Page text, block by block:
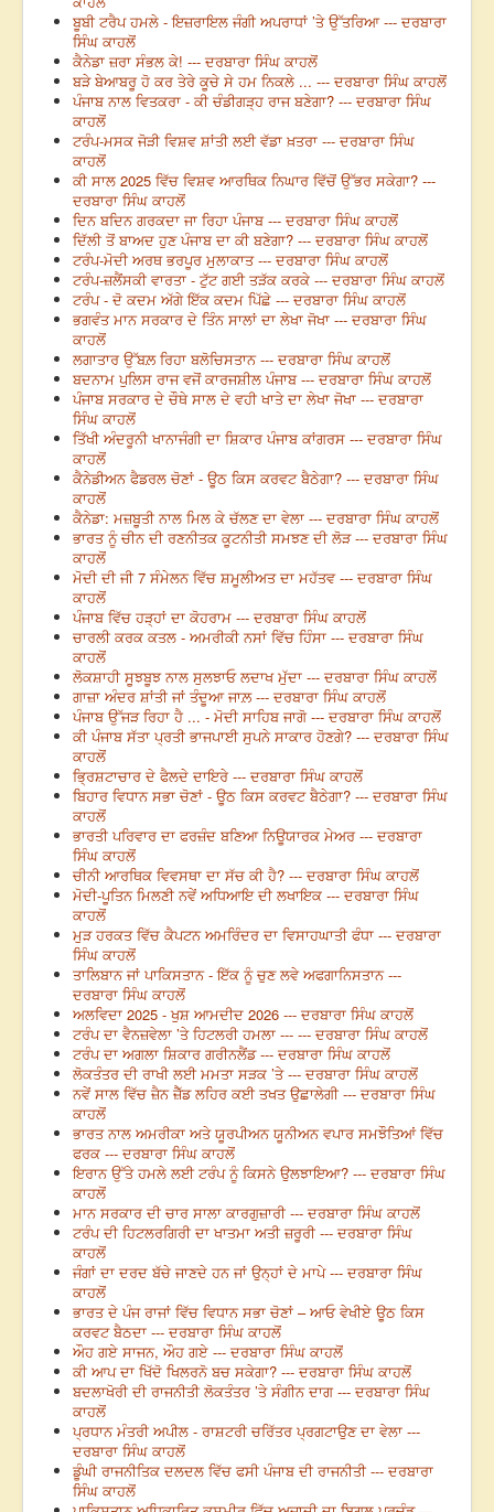
ਬੂਬੀ ਟਰੈਪ ਹਮਲੇ - ਇਜ਼ਰਾਇਲ ਜੰਗੀ ਅਪਰਾਧਾਂ ’ਤੇ ਉੱਤਰਿਆ --- ਦਰਬਾਰਾ
ਸਿੰਘ ਕਾਹਲੋਂ
ਕੈਨੇਡਾ ਜ਼ਰਾ ਸੰਭਲ ਕੇ! --- ਦਰਬਾਰਾ ਸਿੰਘ ਕਾਹਲੋਂ
ਬੜੇ ਬੇਆਬਰੂ ਹੋ ਕਰ ਤੇਰੇ ਕੂਚੇ ਸੇ ਹਮ ਨਿਕਲੇ ... --- ਦਰਬਾਰਾ ਸਿੰਘ ਕਾਹਲੋਂ
ਪੰਜਾਬ ਨਾਲ ਵਿਤਕਰਾ - ਕੀ ਚੰਡੀਗੜ੍ਹ ਰਾਜ ਬਣੇਗਾ? --- ਦਰਬਾਰਾ ਸਿੰਘ
ਕਾਹਲੋਂ
ਟਰੰਪ-ਮਸਕ ਜੋੜੀ ਵਿਸ਼ਵ ਸ਼ਾਂਤੀ ਲਈ ਵੱਡਾ ਖ਼ਤਰਾ --- ਦਰਬਾਰਾ ਸਿੰਘ
ਕਾਹਲੋਂ
ਕੀ ਸਾਲ 2025 ਵਿੱਚ ਵਿਸ਼ਵ ਆਰਥਿਕ ਨਿਘਾਰ ਵਿੱਚੋਂ ਉੱਭਰ ਸਕੇਗਾ? ---
ਦਰਬਾਰਾ ਸਿੰਘ ਕਾਹਲੋਂ
ਦਿਨ ਬਦਿਨ ਗਰਕਦਾ ਜਾ ਰਿਹਾ ਪੰਜਾਬ --- ਦਰਬਾਰਾ ਸਿੰਘ ਕਾਹਲੋਂ
ਦਿੱਲੀ ਤੋਂ ਬਾਅਦ ਹੁਣ ਪੰਜਾਬ ਦਾ ਕੀ ਬਣੇਗਾ? --- ਦਰਬਾਰਾ ਸਿੰਘ ਕਾਹਲੋਂ
ਟਰੰਪ-ਮੋਦੀ ਅਰਥ ਭਰਪੂਰ ਮੁਲਾਕਾਤ --- ਦਰਬਾਰਾ ਸਿੰਘ ਕਾਹਲੋਂ
ਟਰੰਪ-ਜ਼ਲੈਂਸਕੀ ਵਾਰਤਾ - ਟੁੱਟ ਗਈ ਤੜੱਕ ਕਰਕੇ --- ਦਰਬਾਰਾ ਸਿੰਘ ਕਾਹਲੋਂ
ਟਰੰਪ - ਦੋ ਕਦਮ ਅੱਗੇ ਇੱਕ ਕਦਮ ਪਿੱਛੇ --- ਦਰਬਾਰਾ ਸਿੰਘ ਕਾਹਲੋਂ
ਭਗਵੰਤ ਮਾਨ ਸਰਕਾਰ ਦੇ ਤਿੰਨ ਸਾਲਾਂ ਦਾ ਲੇਖਾ ਜੋਖਾ --- ਦਰਬਾਰਾ ਸਿੰਘ
ਕਾਹਲੋਂ
ਲਗਾਤਾਰ ਉੱਬਲ਼ ਰਿਹਾ ਬਲੋਚਿਸਤਾਨ --- ਦਰਬਾਰਾ ਸਿੰਘ ਕਾਹਲੋਂ
ਬਦਨਾਮ ਪੁਲਿਸ ਰਾਜ ਵਜੋਂ ਕਾਰਜਸ਼ੀਲ ਪੰਜਾਬ --- ਦਰਬਾਰਾ ਸਿੰਘ ਕਾਹਲੋਂ
ਪੰਜਾਬ ਸਰਕਾਰ ਦੇ ਚੌਥੇ ਸਾਲ ਦੇ ਵਹੀ ਖਾਤੇ ਦਾ ਲੇਖਾ ਜੋਖਾ --- ਦਰਬਾਰਾ
ਸਿੰਘ ਕਾਹਲੋਂ
ਤਿੱਖੀ ਅੰਦਰੂਨੀ ਖਾਨਾਜੰਗੀ ਦਾ ਸ਼ਿਕਾਰ ਪੰਜਾਬ ਕਾਂਗਰਸ --- ਦਰਬਾਰਾ ਸਿੰਘ
ਕਾਹਲੋਂ
ਕੈਨੇਡੀਅਨ ਫੈਡਰਲ ਚੋਣਾਂ - ਊਠ ਕਿਸ ਕਰਵਟ ਬੈਠੇਗਾ? --- ਦਰਬਾਰਾ ਸਿੰਘ
ਕਾਹਲੋਂ
ਕੈਨੇਡਾ: ਮਜ਼ਬੂਤੀ ਨਾਲ ਮਿਲ ਕੇ ਚੱਲਣ ਦਾ ਵੇਲਾ --- ਦਰਬਾਰਾ ਸਿੰਘ ਕਾਹਲੋਂ
ਭਾਰਤ ਨੂੰ ਚੀਨ ਦੀ ਰਣਨੀਤਕ ਕੂਟਨੀਤੀ ਸਮਝਣ ਦੀ ਲੋੜ --- ਦਰਬਾਰਾ ਸਿੰਘ
ਕਾਹਲੋਂ
ਮੋਦੀ ਦੀ ਜੀ 7 ਸੰਮੇਲਨ ਵਿੱਚ ਸ਼ਮੂਲੀਅਤ ਦਾ ਮਹੱਤਵ --- ਦਰਬਾਰਾ ਸਿੰਘ
ਕਾਹਲੋਂ
ਪੰਜਾਬ ਵਿੱਚ ਹੜ੍ਹਾਂ ਦਾ ਕੋਹਰਾਮ --- ਦਰਬਾਰਾ ਸਿੰਘ ਕਾਹਲੋਂ
ਚਾਰਲੀ ਕਰਕ ਕਤਲ - ਅਮਰੀਕੀ ਨਸਾਂ ਵਿੱਚ ਹਿੰਸਾ --- ਦਰਬਾਰਾ ਸਿੰਘ
ਕਾਹਲੋਂ
ਲੋਕਸ਼ਾਹੀ ਸੂਝਬੂਝ ਨਾਲ ਸੁਲਝਾਓ ਲਦਾਖ ਮੁੱਦਾ --- ਦਰਬਾਰਾ ਸਿੰਘ ਕਾਹਲੋਂ
ਗਾਜ਼ਾ ਅੰਦਰ ਸ਼ਾਂਤੀ ਜਾਂ ਤੰਦੂਆ ਜਾਲ਼ --- ਦਰਬਾਰਾ ਸਿੰਘ ਕਾਹਲੋਂ
ਪੰਜਾਬ ਉੱਜੜ ਰਿਹਾ ਹੈ ... - ਮੋਦੀ ਸਾਹਿਬ ਜਾਗੋ --- ਦਰਬਾਰਾ ਸਿੰਘ ਕਾਹਲੋਂ
ਕੀ ਪੰਜਾਬ ਸੱਤਾ ਪ੍ਰਤੀ ਭਾਜਪਾਈ ਸੁਪਨੇ ਸਾਕਾਰ ਹੋਣਗੇ? --- ਦਰਬਾਰਾ ਸਿੰਘ
ਕਾਹਲੋਂ
ਭ੍ਰਿਸ਼ਟਾਚਾਰ ਦੇ ਫੈਲਦੇ ਦਾਇਰੇ --- ਦਰਬਾਰਾ ਸਿੰਘ ਕਾਹਲੋਂ
ਬਿਹਾਰ ਵਿਧਾਨ ਸਭਾ ਚੋਣਾਂ - ਊਠ ਕਿਸ ਕਰਵਟ ਬੈਠੇਗਾ? --- ਦਰਬਾਰਾ ਸਿੰਘ
ਕਾਹਲੋਂ
ਭਾਰਤੀ ਪਰਿਵਾਰ ਦਾ ਫਰਜ਼ੰਦ ਬਣਿਆ ਨਿਊਯਾਰਕ ਮੇਅਰ --- ਦਰਬਾਰਾ
ਸਿੰਘ ਕਾਹਲੋਂ
ਚੀਨੀ ਆਰਥਿਕ ਵਿਵਸਥਾ ਦਾ ਸੱਚ ਕੀ ਹੈ? --- ਦਰਬਾਰਾ ਸਿੰਘ ਕਾਹਲੋਂ
ਮੋਦੀ-ਪੂਤਿਨ ਮਿਲਣੀ ਨਵੇਂ ਅਧਿਆਇ ਦੀ ਲਖਾਇਕ --- ਦਰਬਾਰਾ ਸਿੰਘ
ਕਾਹਲੋਂ
ਮੁੜ ਹਰਕਤ ਵਿੱਚ ਕੈਪਟਨ ਅਮਰਿੰਦਰ ਦਾ ਵਿਸਾਹਘਾਤੀ ਫੰਧਾ --- ਦਰਬਾਰਾ
ਸਿੰਘ ਕਾਹਲੋਂ
ਤਾਲਿਬਾਨ ਜਾਂ ਪਾਕਿਸਤਾਨ - ਇੱਕ ਨੂੰ ਚੁਣ ਲਵੇ ਅਫਗਾਨਿਸਤਾਨ ---
ਦਰਬਾਰਾ ਸਿੰਘ ਕਾਹਲੋਂ
ਅਲਵਿਦਾ 2025 - ਖੁਸ਼ ਆਮਦੀਦ 2026 --- ਦਰਬਾਰਾ ਸਿੰਘ ਕਾਹਲੋਂ
ਟਰੰਪ ਦਾ ਵੈਨਜ਼ਵੇਲਾ ’ਤੇ ਹਿਟਲਰੀ ਹਮਲਾ --- --- ਦਰਬਾਰਾ ਸਿੰਘ ਕਾਹਲੋਂ
ਟਰੰਪ ਦਾ ਅਗਲਾ ਸ਼ਿਕਾਰ ਗਰੀਨਲੈਂਡ --- ਦਰਬਾਰਾ ਸਿੰਘ ਕਾਹਲੋਂ
ਲੋਕਤੰਤਰ ਦੀ ਰਾਖੀ ਲਈ ਮਮਤਾ ਸੜਕ ’ਤੇ --- ਦਰਬਾਰਾ ਸਿੰਘ ਕਾਹਲੋਂ
ਨਵੇਂ ਸਾਲ ਵਿੱਚ ਜ਼ੈਨ ਜ਼ੈੱਡ ਲਹਿਰ ਕਈ ਤਖਤ ਉਛਾਲੇਗੀ --- ਦਰਬਾਰਾ ਸਿੰਘ
ਕਾਹਲੋਂ
ਭਾਰਤ ਨਾਲ ਅਮਰੀਕਾ ਅਤੇ ਯੂਰਪੀਅਨ ਯੂਨੀਅਨ ਵਪਾਰ ਸਮਝੌਤਿਆਂ ਵਿੱਚ
ਫਰਕ --- ਦਰਬਾਰਾ ਸਿੰਘ ਕਾਹਲੋਂ
ਇਰਾਨ ਉੱਤੇ ਹਮਲੇ ਲਈ ਟਰੰਪ ਨੂੰ ਕਿਸਨੇ ਉਲਝਾਇਆ? --- ਦਰਬਾਰਾ ਸਿੰਘ
ਕਾਹਲੋਂ
ਮਾਨ ਸਰਕਾਰ ਦੀ ਚਾਰ ਸਾਲਾ ਕਾਰਗੁਜ਼ਾਰੀ --- ਦਰਬਾਰਾ ਸਿੰਘ ਕਾਹਲੋਂ
ਟਰੰਪ ਦੀ ਹਿਟਲਰਗਿਰੀ ਦਾ ਖਾਤਮਾ ਅਤੀ ਜ਼ਰੂਰੀ --- ਦਰਬਾਰਾ ਸਿੰਘ
ਕਾਹਲੋਂ
ਜੰਗਾਂ ਦਾ ਦਰਦ ਬੱਚੇ ਜਾਣਦੇ ਹਨ ਜਾਂ ਉਨ੍ਹਾਂ ਦੇ ਮਾਪੇ --- ਦਰਬਾਰਾ ਸਿੰਘ
ਕਾਹਲੋਂ
ਭਾਰਤ ਦੇ ਪੰਜ ਰਾਜਾਂ ਵਿੱਚ ਵਿਧਾਨ ਸਭਾ ਚੋਣਾਂ – ਆਓ ਵੇਖੀਏ ਊਠ ਕਿਸ
ਕਰਵਟ ਬੈਠਦਾ --- ਦਰਬਾਰਾ ਸਿੰਘ ਕਾਹਲੋਂ
ਔਹ ਗਏ ਸਾਜਨ, ਔਹ ਗਏ --- ਦਰਬਾਰਾ ਸਿੰਘ ਕਾਹਲੋਂ
ਕੀ ਆਪ ਦਾ ਖਿੱਦੋ ਖਿਲਰਨੋ ਬਚ ਸਕੇਗਾ? --- ਦਰਬਾਰਾ ਸਿੰਘ ਕਾਹਲੋਂ
ਬਦਲਾਖੋਰੀ ਦੀ ਰਾਜਨੀਤੀ ਲੋਕਤੰਤਰ ’ਤੇ ਸੰਗੀਨ ਦਾਗ --- ਦਰਬਾਰਾ ਸਿੰਘ
ਕਾਹਲੋਂ
ਪ੍ਰਧਾਨ ਮੰਤਰੀ ਅਪੀਲ - ਰਾਸ਼ਟਰੀ ਚਰਿੱਤਰ ਪ੍ਰਗਟਾਉਣ ਦਾ ਵੇਲਾ ---
ਦਰਬਾਰਾ ਸਿੰਘ ਕਾਹਲੋਂ
ਡੂੰਘੀ ਰਾਜਨੀਤਿਕ ਦਲਦਲ ਵਿੱਚ ਫਸੀ ਪੰਜਾਬ ਦੀ ਰਾਜਨੀਤੀ --- ਦਰਬਾਰਾ
ਸਿੰਘ ਕਾਹਲੋਂ